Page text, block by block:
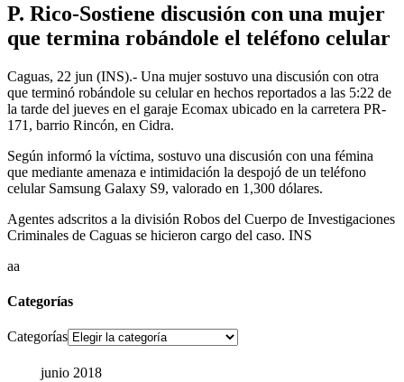
P. Rico-Sostiene discusión con una mujer
que termina robándole el teléfono celular
Caguas, 22 jun (INS).- Una mujer sostuvo una discusión con otra
que terminó robándole su celular en hechos reportados a las 5:22 de
la tarde del jueves en el garaje Ecomax ubicado en la carretera PR-
171, barrio Rincón, en Cidra.
Según informó la víctima, sostuvo una discusión con una fémina
que mediante amenaza e intimidación la despojó de un teléfono
celular Samsung Galaxy S9, valorado en 1,300 dólares.
Agentes adscritos a la división Robos del Cuerpo de Investigaciones
Criminales de Caguas se hicieron cargo del caso. INS
aa
Categorías
Categorías
junio 2018